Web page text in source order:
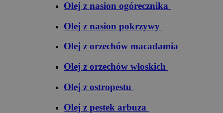
Olej z nasion ogórecznika
Olej z nasion pokrzywy
Olej z orzechów macadamia
Olej z orzechów włoskich
Olej z ostropestu
Olej z pestek arbuza